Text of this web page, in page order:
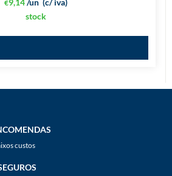
€9,14 (c/ iva)
/un
stock
custos